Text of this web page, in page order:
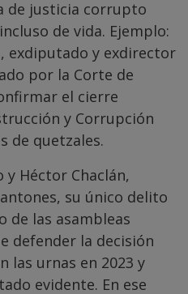
de justicia corrupto
de vida. Ejemplo:
exdiputado y exdirector
por la Corte de
el cierre
y Corrupción
de quetzales.
y Héctor Chaclán,
su único delito
de las asambleas
defender la decisión
las urnas en 2023 y
evidente. En ese